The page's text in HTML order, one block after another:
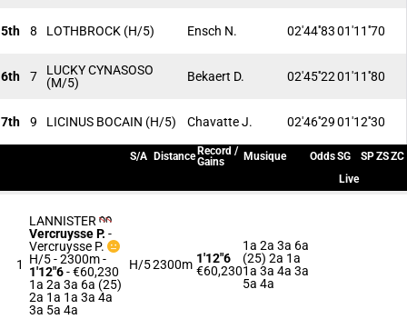
5th 8 LOTHBROCK (H/5) Ensch N. 02'44''8301'11''70
6th 7
LUCKY CYNASOSO
(M/5)
Bekaert D. 02'45''2201'11''80
7th 9 LICINUS BOCAIN (H/5) Chavatte J. 02'46''2901'12''30
S/A Distance Record /
Gains
Musique OddsSG SPZSZC
Live
1
LANNISTER
Vercruysse P. -
Vercruysse P.
H/5 - 2300m-
1'12"6- €60,230
1a 2a 3a 6a (25)
2a 1a 1a 3a 4a
3a 5a 4a
H/52300m 1'12"6
€60,230
1a 2a 3a 6a
(25) 2a 1a
1a 3a 4a 3a
5a 4a